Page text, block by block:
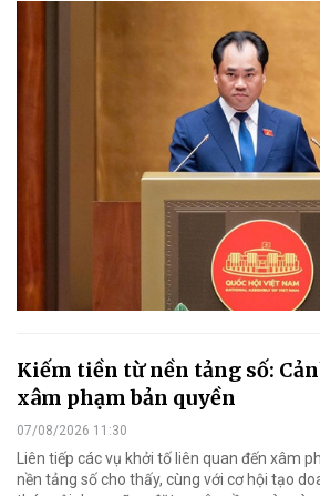
Kiếm tiền từ nền tảng số:
xâm phạm bản quyền
07/08/2026 11:30
Liên tiếp các vụ khởi tố liên quan đến xâm
nền tảng số cho thấy, cùng với cơ hội tạo